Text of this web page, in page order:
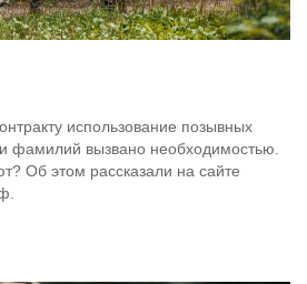
использование позывных
фамилий вызвано необходимостью.
Об этом рассказали на сайте